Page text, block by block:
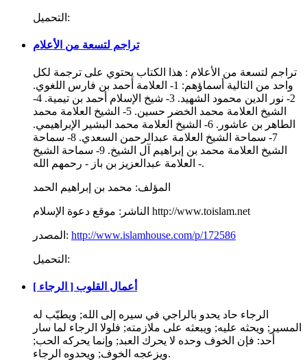
التحميل:
تراجم لتسعة من الأعلام
تراجم لتسعة من الأعلام : هذا الكتاب يحتوي على ترجمة لكل
واحد من التالية أسماؤهم: 1- العلامة أحمد بن فارس اللغوي.
2- نور الدين محمود الشهيد. 3- شيخ الإسلام أحمد بن تيمية. 4-
الشيخ العلامة محمد الخضر حسين. 5- الشيخ العلامة محمد
الطاهر بن عاشور. 6- الشيخ العلامة محمد البشير الإبراهيمي.
7- سماحة الشيخ العلامة عبدالرحمن السعدي. 8- سماحة
الشيخ العلامة محمد بن إبراهيم آل الشيخ. 9- سماحة الشيخ
العلامة عبدالعزيز بن باز - رحمهم الله -.
المؤلف: محمد بن إبراهيم الحمد
الناشر: موقع دعوة الإسلام http://www.toislam.net
المصدر: http://www.islamhouse.com/p/172586
التحميل:
أعمال القلوب [ الرجاء ]
الرجاء حاد يحدو بالراجي في سيره إلى الله; ويطيّب له
المسير; ويحثه عليه; ويبعثه على ملازمته; فلولا الرجاء لما سار
أحد: فإن الخوف وحده لا يحرك العبد; وإنما يحركه الحب;
ويزعجه الخوف; ويحدوه الرجاء.